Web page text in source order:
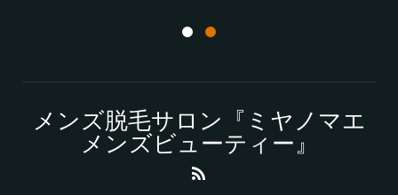
メンズ脱毛サロン『ミヤノマエ
メンズビューティー』